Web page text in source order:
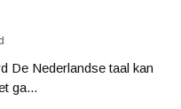
De Nederlandse taal kan
ga...